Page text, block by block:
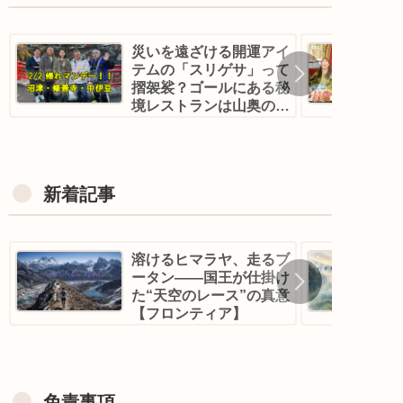
災いを遠ざける開運アイ
テムの「スリゲサ」って
摺袈裟？ゴールにある秘
境レストランは山奥の古
新着記事
溶けるヒマラヤ、走るブ
ータン——国王が仕掛け
た“天空のレース”の真意
【フロンティア】